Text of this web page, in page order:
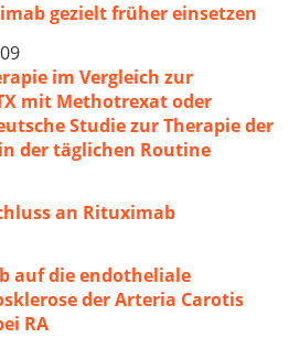
gezielt früher einsetzen
im Vergleich zur
mit Methotrexat oder
Studie zur Therapie der
der täglichen Routine
an Rituximab
auf die endotheliale
der Arteria Carotis
RA